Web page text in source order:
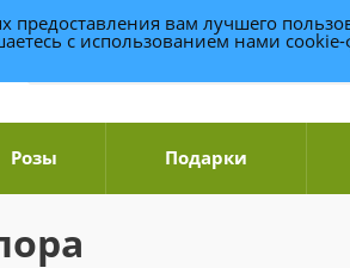
Розы Подарки
вам лучшего
с использованием нами